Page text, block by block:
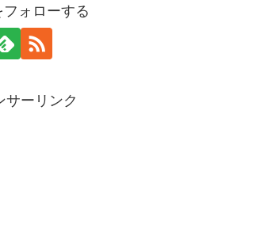
フォローする
サーリンク